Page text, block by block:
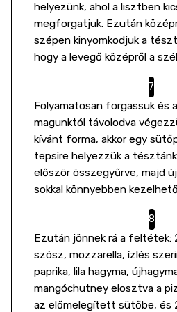
helyezünk, ahol a lisztben
megforgatjuk. Ezután
szépen kinyomkodjuk a
hogy a levegő középről a
Folyamatosan forgassuk és
magunktól távolodva
kívánt forma, akkor egy
tepsire helyezzük a
először összegyűrve, majd
sokkal könnyebben
Ezután jönnek rá a feltétek:
szósz, mozzarella, ízlés
paprika, lila hagyma,
mangóchutney elosztva a
az előmelegített sütőbe, és